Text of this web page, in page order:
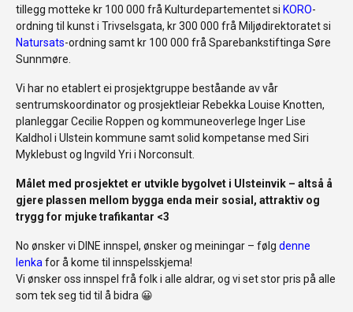
tillegg motteke kr 100 000 frå Kulturdepartementet si KORO-
ordning til kunst i Trivselsgata, kr 300 000 frå Miljødirektoratet si
Natursats-ordning samt kr 100 000 frå Sparebankstiftinga Søre
Sunnmøre.
Vi har no etablert ei prosjektgruppe beståande av vår
sentrumskoordinator og prosjektleiar Rebekka Louise Knotten,
planleggar Cecilie Roppen og kommuneoverlege Inger Lise
Kaldhol i Ulstein kommune samt solid kompetanse med Siri
Myklebust og Ingvild Yri i Norconsult.
Målet med prosjektet er utvikle bygolvet i Ulsteinvik – altså å
gjere plassen mellom bygga enda meir sosial, attraktiv og
trygg for mjuke trafikantar <3
No ønsker vi DINE innspel, ønsker og meiningar – følg denne
lenka for å kome til innspelsskjema!
Vi ønsker oss innspel frå folk i alle aldrar, og vi set stor pris på alle
som tek seg tid til å bidra 😀